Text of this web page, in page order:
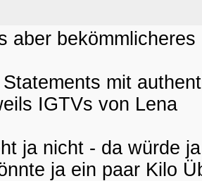
aber
mit
IGTVs von Lena
ja nicht - da würde
ja ein paar Kilo